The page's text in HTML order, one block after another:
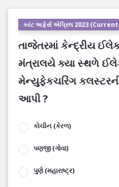
કરંટ અફેર્સ એપ્રિલ 2023
તાજેતરમાં કેન્દ્રીય
મંત્રાલયે ક્યા સ્થળે
મેન્યુફેકચરિંગ
આપી ?
કોચીન (કેરળ)
પણજી (ગોવા)
પુણે (મહારાષ્ટ્ર)